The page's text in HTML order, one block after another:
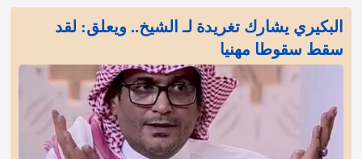
البكيري يشارك تغريدة لـ الشيخ.. ويعلق: لقد
سقط سقوطا مهنيا